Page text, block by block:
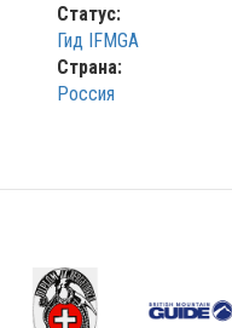
Статус:
Гид IFMGA
Страна:
Россия